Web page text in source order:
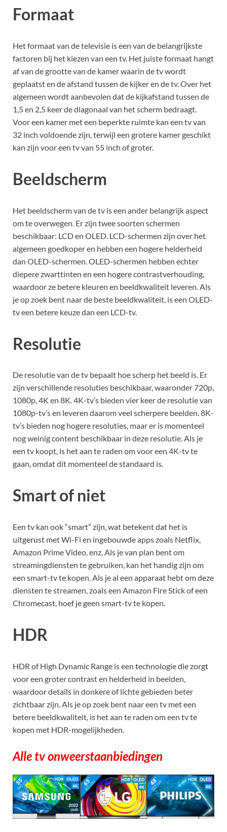
Formaat
Het formaat van de televisie is een van de belangrijkste
factoren bij het kiezen van een tv. Het juiste formaat hangt
af van de grootte van de kamer waarin de tv wordt
geplaatst en de afstand tussen de kijker en de tv. Over het
algemeen wordt aanbevolen dat de kijkafstand tussen de
1,5 en 2,5 keer de diagonaal van het scherm bedraagt.
Voor een kamer met een beperkte ruimte kan een tv van
32 inch voldoende zijn, terwijl een grotere kamer geschikt
kan zijn voor een tv van 55 inch of groter.
Beeldscherm
Het beeldscherm van de tv is een ander belangrijk aspect
om te overwegen. Er zijn twee soorten schermen
beschikbaar: LCD en OLED. LCD-schermen zijn over het
algemeen goedkoper en hebben een hogere helderheid
dan OLED-schermen. OLED-schermen hebben echter
diepere zwarttinten en een hogere contrastverhouding,
waardoor ze betere kleuren en beeldkwaliteit leveren. Als
je op zoek bent naar de beste beeldkwaliteit, is een OLED-
tv een betere keuze dan een LCD-tv.
Resolutie
De resolutie van de tv bepaalt hoe scherp het beeld is. Er
zijn verschillende resoluties beschikbaar, waaronder 720p,
1080p, 4K en 8K. 4K-tv’s bieden vier keer de resolutie van
1080p-tv’s en leveren daarom veel scherpere beelden. 8K-
tv’s bieden nog hogere resoluties, maar er is momenteel
nog weinig content beschikbaar in deze resolutie. Als je
een tv koopt, is het aan te raden om voor een 4K-tv te
gaan, omdat dit momenteel de standaard is.
Smart of niet
Een tv kan ook “smart” zijn, wat betekent dat het is
uitgerust met Wi-Fi en ingebouwde apps zoals Netflix,
Amazon Prime Video, enz. Als je van plan bent om
streamingdiensten te gebruiken, kan het handig zijn om
een smart-tv te kopen. Als je al een apparaat hebt om deze
diensten te streamen, zoals een Amazon Fire Stick of een
Chromecast, hoef je geen smart-tv te kopen.
HDR
HDR of High Dynamic Range is een technologie die zorgt
voor een groter contrast en helderheid in beelden,
waardoor details in donkere of lichte gebieden beter
zichtbaar zijn. Als je op zoek bent naar een tv met een
betere beeldkwaliteit, is het aan te raden om een tv te
kopen met HDR-mogelijkheden.
Alle tv onweerstaanbiedingen